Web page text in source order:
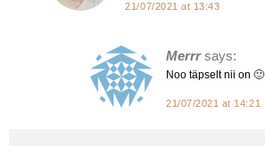
21/07/2021 at 13:43
Merrr says:
Noo täpselt nii on 🙂
21/07/2021 at 14:21